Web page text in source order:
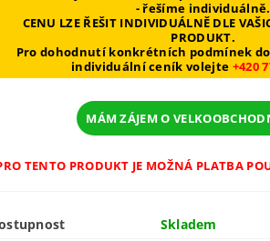
- řešíme individuálně.
CENU LZE ŘEŠIT INDIVIDUÁLNĚ DLE
PRODUKT.
Pro dohodnutí konkrétních podmínek
individuální ceník volejte +420
MÁM ZÁJEM O
TENTO PRODUKT JE MOŽNÁ PLATBA
Skladem